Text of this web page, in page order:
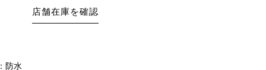
店舗在庫を確認
防水